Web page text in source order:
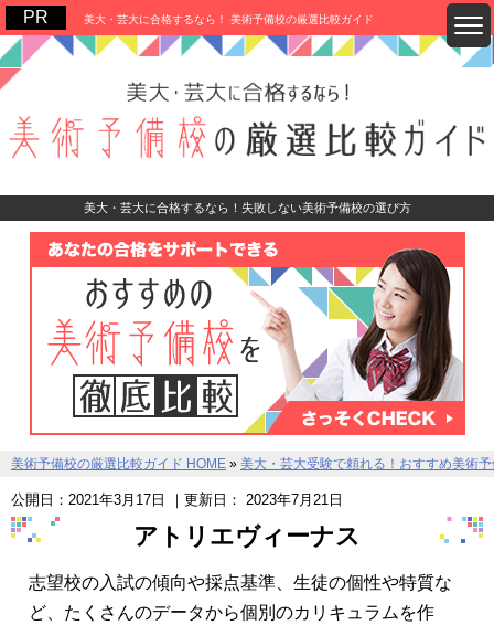
美大・芸大に合格するなら！ 美術予備校の厳選比較ガイド
美大・芸大に合格するなら！失敗しない美術予備校の選び方
美術予備校の厳選比較ガイド HOME » 美大・芸大受験で頼れる！おすすめ美術
公開日： 2021年3月17日 ｜更新日： 2023年7月21日
アトリエヴィーナス
志望校の入試の傾向や採点基準、生徒の個性や特質な
ど、たくさんのデータから個別のカリキュラムを作